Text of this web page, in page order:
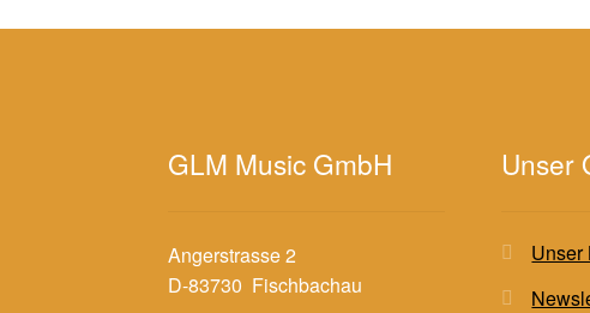
GLM Music GmbH
Angerstrasse 2
D-83730 Fischbachau
Unser
Unser